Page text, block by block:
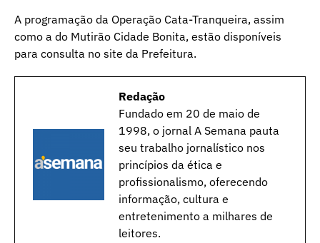
A programação da Operação Cata-Tranqueira, assim
como a do Mutirão Cidade Bonita, estão disponíveis
para consulta no site da Prefeitura.
Redação
Fundado em 20 de maio de
1998, o jornal A Semana pauta
seu trabalho jornalístico nos
princípios da ética e
profissionalismo, oferecendo
informação, cultura e
entretenimento a milhares de
leitores.